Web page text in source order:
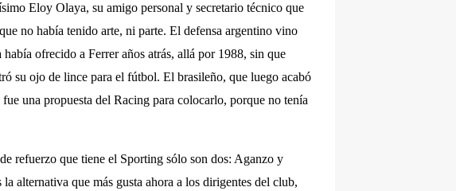
Eloy Olaya, su amigo personal y secretario técnico que
no había tenido arte, ni parte. El defensa argentino vino
ofrecido a Ferrer años atrás, allá por 1988, sin que
su ojo de lince para el fútbol. El brasileño, que luego acabó
una propuesta del Racing para colocarlo, porque no tenía
refuerzo que tiene el Sporting sólo son dos: Aganzo y
alternativa que más gusta ahora a los dirigentes del club,